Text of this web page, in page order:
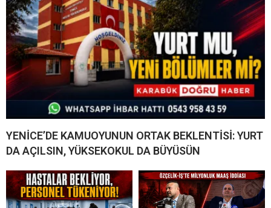
YENİCE’DE KAMUOYUNUN ORTAK BEKLENTİSİ: YURT
DA AÇILSIN, YÜKSEKOKUL DA BÜYÜSÜN